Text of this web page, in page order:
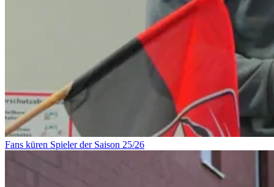
Fans küren Spieler der Saison 25/26